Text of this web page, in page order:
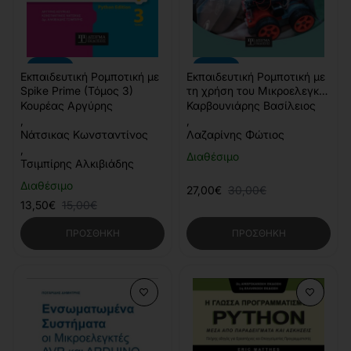
-10%
Διαθέσιμο
Εκπαιδευτική Ρομποτική με
Spike Prime (Τόμος 3)
Κουρέας Αργύρης
Νάτσικας Κωνσταντίνος
Τσιμπίρης Αλκιβιάδης
13,50€ 15,00€
ΠΡΟΣΘΉΚΗ
-10%
Διαθέσιμο
Εκπαιδευτική Ρομποτική με
τη χρήση του Μικροελεγκτή
BBC Micro:bit
Καρβουνιάρης Βασίλειος
Λαζαρίνης Φώτιος
27,00€ 30,00€
ΠΡΟΣΘΉΚΗ